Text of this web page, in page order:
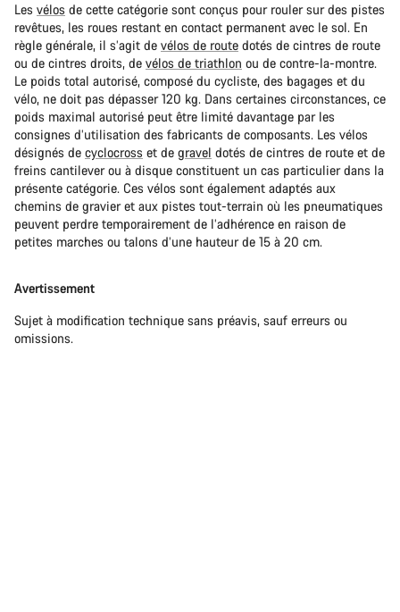
Les vélos de cette catégorie sont conçus pour rouler sur des pistes
revêtues, les roues restant en contact permanent avec le sol. En
règle générale, il s’agit de vélos de route dotés de cintres de route
ou de cintres droits, de vélos de triathlon ou de contre-la-montre.
Le poids total autorisé, composé du cycliste, des bagages et du
vélo, ne doit pas dépasser 120 kg. Dans certaines circonstances, ce
poids maximal autorisé peut être limité davantage par les
consignes d’utilisation des fabricants de composants. Les vélos
désignés de cyclocross et de gravel dotés de cintres de route et de
freins cantilever ou à disque constituent un cas particulier dans la
présente catégorie. Ces vélos sont également adaptés aux
chemins de gravier et aux pistes tout-terrain où les pneumatiques
peuvent perdre temporairement de l’adhérence en raison de
petites marches ou talons d’une hauteur de 15 à 20 cm.
Avertissement
Sujet à modification technique sans préavis, sauf erreurs ou
omissions.